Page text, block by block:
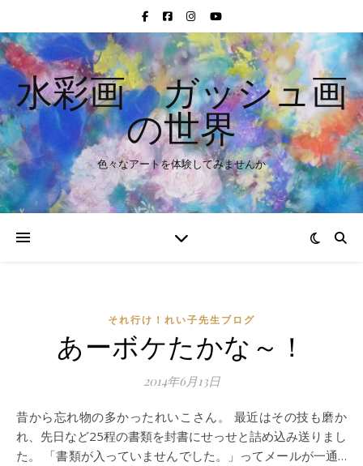
水彩画 ガッシュ画
の世界
色々なアートを体験してみませんか
それ行け！れい子先生ブログ
あーボケたかな～！
2014年6月13日
昔から忘れ物の多かったれいこさん。 最近はその技も磨か
れ、先日など25程の書類を封書にせっせと詰め込み送りまし
た。 「書類が入っていませんでした。」ってメールが一通…